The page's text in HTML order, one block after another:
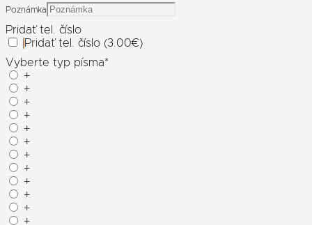
Poznámka
Pridať tel. číslo
Pridať tel. číslo (3.00€)
Vyberte typ písma*
+
+
+
+
+
+
+
+
+
+
+
+